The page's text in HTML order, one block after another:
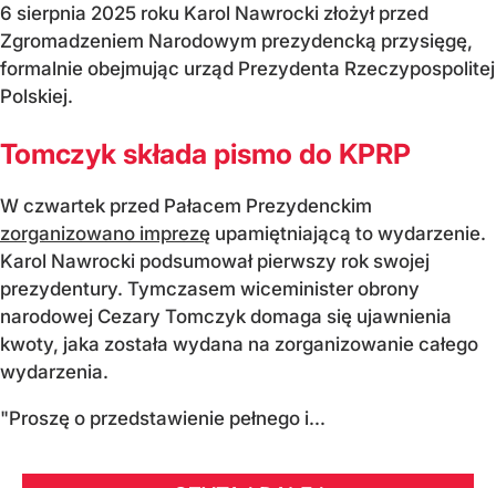
6 sierpnia 2025 roku Karol Nawrocki złożył przed
Zgromadzeniem Narodowym prezydencką przysięgę,
formalnie obejmując urząd Prezydenta Rzeczypospolitej
Polskiej.
Tomczyk składa pismo do KPRP
W czwartek przed Pałacem Prezydenckim
zorganizowano imprezę upamiętniającą to wydarzenie.
Karol Nawrocki podsumował pierwszy rok swojej
prezydentury. Tymczasem wiceminister obrony
narodowej Cezary Tomczyk domaga się ujawnienia
kwoty, jaka została wydana na zorganizowanie całego
wydarzenia.
"Proszę o przedstawienie pełnego i...